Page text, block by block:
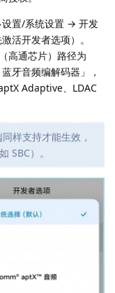
设置/系统设置 → 开发
活开发者选项）。
高通芯片）路径为
牙音频编解码器」，
Adaptive、LDAC
样支持才能生效，
SBC）。